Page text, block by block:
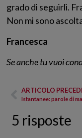
grado di seguirli.
Non mi sono
Francesca
Se anche tu vuoi
ARTICOLO
Istantanee: parole di
5 risposte